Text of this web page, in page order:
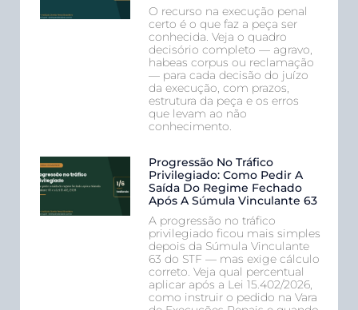
O recurso na execução penal
certo é o que faz a peça ser
conhecida. Veja o quadro
decisório completo — agravo,
habeas corpus ou reclamação
— para cada decisão do juízo
da execução, com prazos,
estrutura da peça e os erros
que levam ao não
conhecimento.
Progressão No Tráfico
Privilegiado: Como Pedir A
Saída Do Regime Fechado
Após A Súmula Vinculante 63
A progressão no tráfico
privilegiado ficou mais simples
depois da Súmula Vinculante
63 do STF — mas exige cálculo
correto. Veja qual percentual
aplicar após a Lei 15.402/2026,
como instruir o pedido na Vara